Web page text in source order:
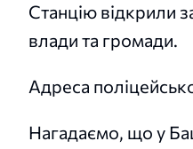
Станцію відкрили
влади та громади.
Адреса
Нагадаємо, що у